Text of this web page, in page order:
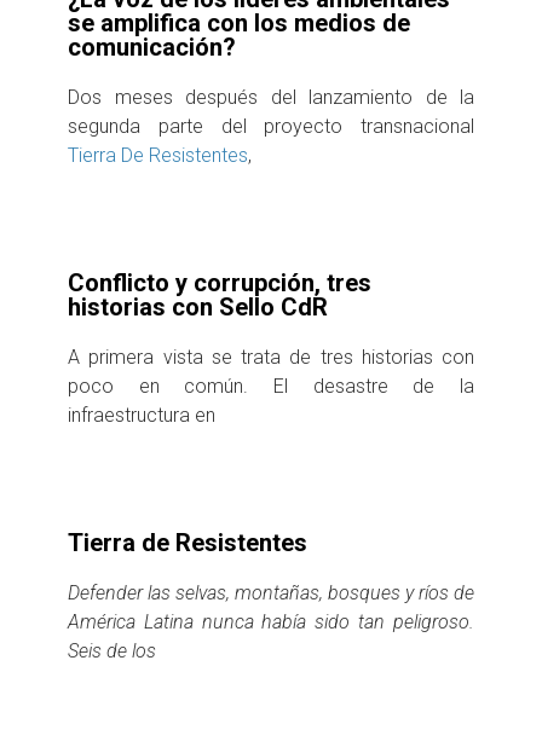
se amplifica con los medios de
comunicación?
Dos meses después del lanzamiento de la
segunda parte del proyecto transnacional
Tierra De Resistentes,
Conflicto y corrupción, tres
historias con Sello CdR
A primera vista se trata de tres historias con
poco en común. El desastre de la
infraestructura en
Tierra de Resistentes
Defender las selvas, montañas, bosques y ríos de
América Latina nunca había sido tan peligroso.
Seis de los